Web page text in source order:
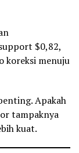
$0,82,
koreksi menuju
Apakah
tampaknya
kuat.